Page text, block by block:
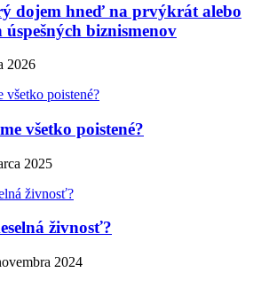
dojem hneď na prvýkrát alebo
biznismenov
2026
všetko poistené?
2025
živnosť?
2024